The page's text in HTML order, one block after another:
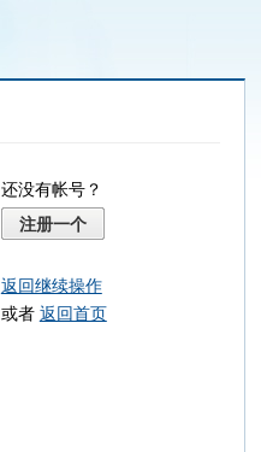
还没有帐号？
注册一个
返回继续操作
或者 返回首页